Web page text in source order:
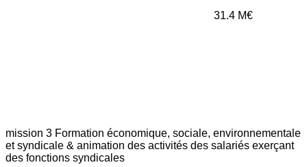
31.4 M€
mission 3 Formation économique, sociale, environnementale
et syndicale & animation des activités des salariés exerçant
des fonctions syndicales